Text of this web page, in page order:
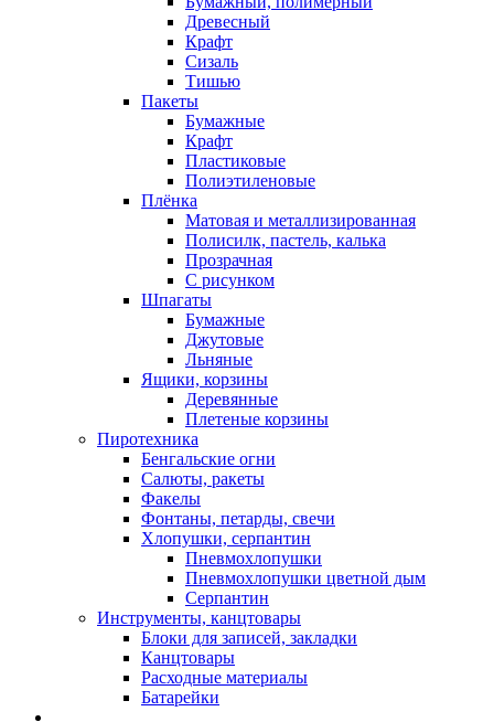
Древесный
Крафт
Сизаль
Тишью
Пакеты
Бумажные
Крафт
Пластиковые
Полиэтиленовые
Плёнка
Матовая и металлизированная
Полисилк, пастель, калька
Прозрачная
С рисунком
Шпагаты
Бумажные
Джутовые
Льняные
Ящики, корзины
Деревянные
Плетеные корзины
Пиротехника
Бенгальские огни
Салюты, ракеты
Факелы
Фонтаны, петарды, свечи
Хлопушки, серпантин
Пневмохлопушки
Пневмохлопушки цветной дым
Серпантин
Инструменты, канцтовары
Блоки для записей, закладки
Канцтовары
Расходные материалы
Батарейки